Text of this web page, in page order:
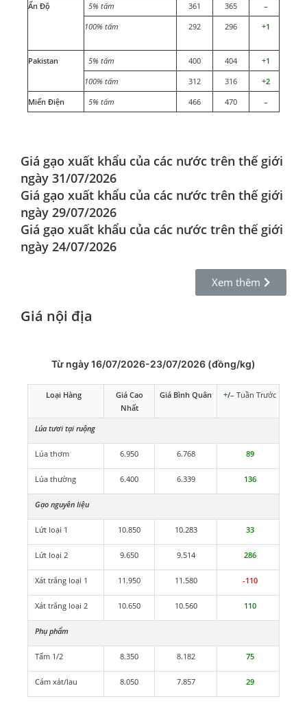
Ấn Độ
5% tấm 361 365
–
100% tấm
292 296 +1
Pakistan 5% tấm 400 404
+1
100% tấm
312 316
+2
Miến Điện
5% tấm 466 470 –
Giá gạo xuất khẩu của các nước trên thế giới
ngày 31/07/2026
Giá gạo xuất khẩu của các nước trên thế giới
ngày 29/07/2026
Giá gạo xuất khẩu của các nước trên thế giới
ngày 24/07/2026
Xem thêm
Giá nội địa
Từ ngày 16/07/2026-23/07/2026 (đồng/kg)
Loại Hàng
Giá Cao
Nhất
Giá Bình Quân +/– Tuần Trước
Lúa tươi tại ruộng
Lúa thơm 6.950 6.768 89
Lúa thường 6.400 6.339 136
Gạo nguyên liệu
Lứt loại 1 10.850 10.283 33
Lứt loại 2 9.650 9.514 286
Xát trắng loại 1 11.950 11.580 -110
Xát trắng loại 2 10.650 10.560 110
Phụ phẩm
Tấm 1/2 8.350 8.182 75
Cám xát/lau 8.050 7.857 29